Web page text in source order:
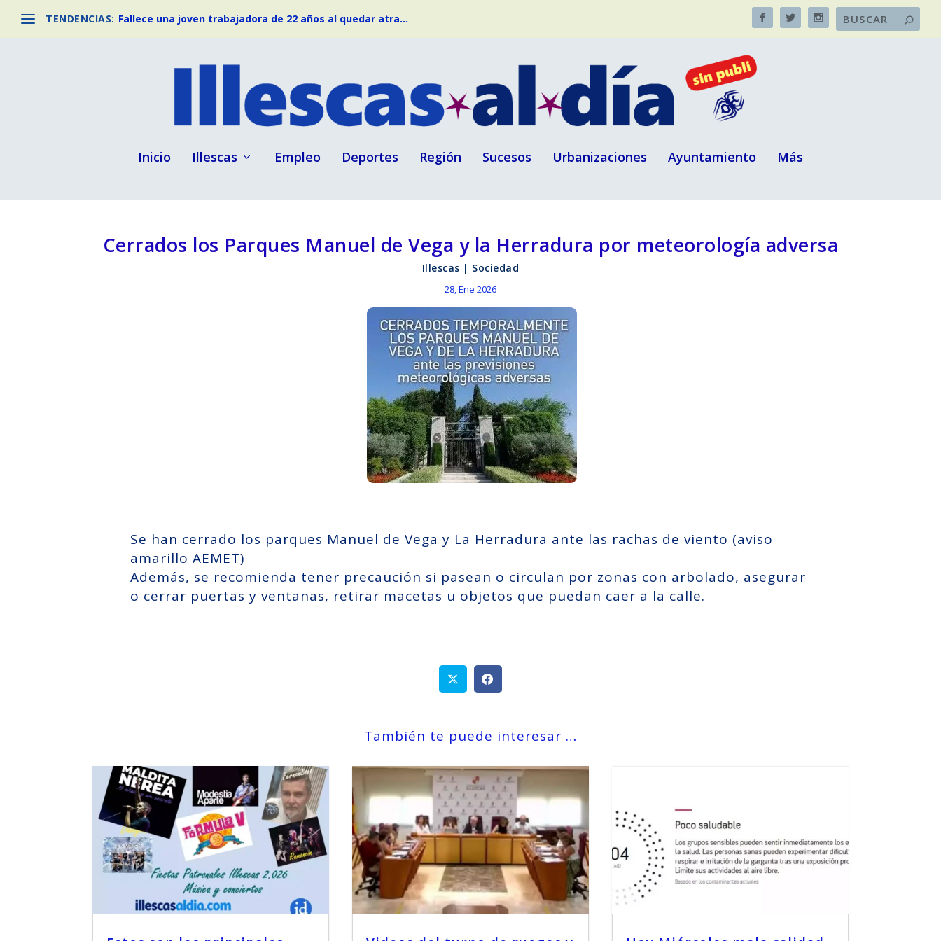
TENDENCIAS: Fallece una joven trabajadora de 22 años al quedar atra...
Inicio Illescas Empleo Deportes Región Sucesos Urbanizaciones Ayuntamiento Más
Cerrados los Parques Manuel de Vega y la Herradura por meteorología adversa
Illescas | Sociedad
28, Ene 2026
Se han cerrado los parques Manuel de Vega y La Herradura ante las rachas de viento (aviso
amarillo AEMET)
Además, se recomienda tener precaución si pasean o circulan por zonas con arbolado, asegurar
o cerrar puertas y ventanas, retirar macetas u objetos que puedan caer a la calle.
También te puede interesar …